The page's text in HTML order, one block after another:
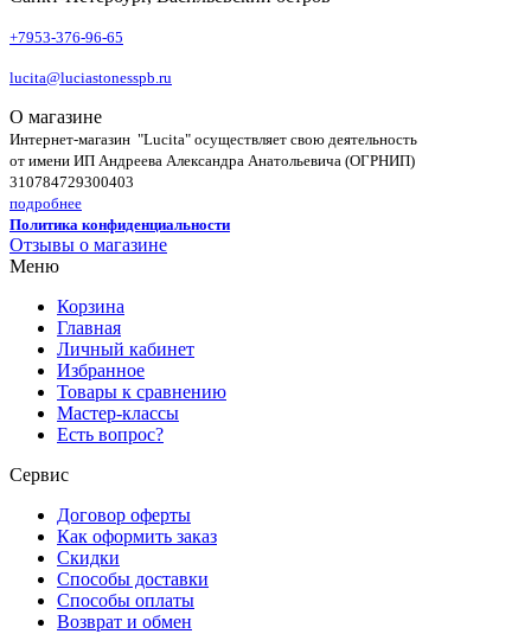
+7953-376-96-65
lucita@luciastonesspb.ru
О магазине
Интернет-магазин "Lucita" осуществляет свою деятельность
от имени ИП Андреева Александра Анатольевича (ОГРНИП)
310784729300403
подробнее
Политика конфиденциальности
Отзывы о магазине
Меню
Корзина
Главная
Личный кабинет
Избранное
Товары к сравнению
Мастер-классы
Есть вопрос?
Сервис
Договор оферты
Как оформить заказ
Скидки
Способы доставки
Способы оплаты
Возврат и обмен